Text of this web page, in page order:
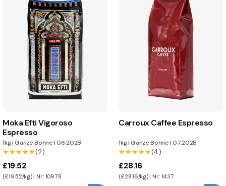
Moka Efti Vigoroso
Espresso
1kg|Ganze Bohne|06.2028
★★★★★
★★★★★(2)
£19.52
(£19.52/kg) | Nr.: 10978
Carroux Caffee Espresso
1kg|Ganze Bohne|07.2028
★★★★★
★★★★★(4)
£28.16
(£28.16/kg) | Nr.: 1437